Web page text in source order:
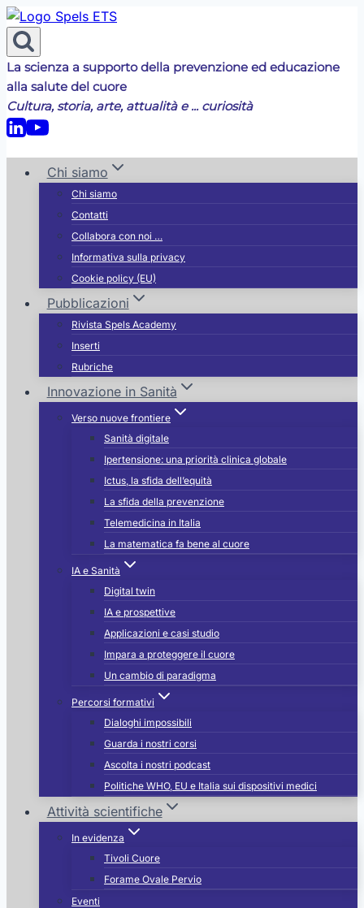
Salta
al
contenuto
La scienza a supporto della prevenzione ed educazione
alla salute del cuore
Cultura, storia, arte, attualità e ... curiosità
Chi siamo
Chi siamo
Contatti
Collabora con noi …
Informativa sulla privacy
Cookie policy (EU)
Pubblicazioni
Rivista Spels Academy
Inserti
Rubriche
Innovazione in Sanità
Verso nuove frontiere
Sanità digitale
Ipertensione: una priorità clinica globale
Ictus, la sfida dell’equità
La sfida della prevenzione
Telemedicina in Italia
La matematica fa bene al cuore
IA e Sanità
Digital twin
IA e prospettive
Applicazioni e casi studio
Impara a proteggere il cuore
Un cambio di paradigma
Percorsi formativi
Dialoghi impossibili
Guarda i nostri corsi
Ascolta i nostri podcast
Politiche WHO, EU e Italia sui dispositivi medici
Attività scientifiche
In evidenza
Tivoli Cuore
Forame Ovale Pervio
Eventi